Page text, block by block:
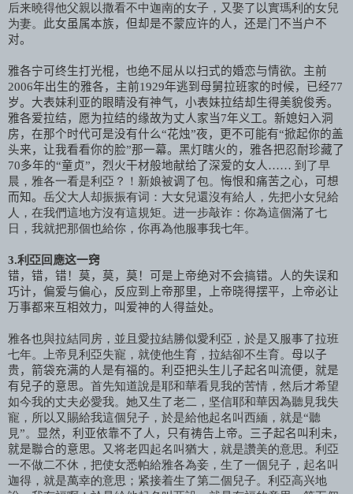
后来曉得他父親以撒看不中迦南的女子，又娶了以實瑪利的女兒
为妻。 此女虽属本族，但却是不蒙应许的人，还是门不当户不
对。
雅各宁可终生打光棍，也绝不屈从以扫式的婚恋与情欲。主前
2006年出生的雅各，主前1929年逃到母舅拉班家的时候，已经77
岁。大表妹利亚的眼睛没有神气，小表妹拉结却生得美貌俊秀。
雅各爱拉结，愿为拉结的缘故为丈人家当7年义工。新媳妇入洞
房，在那个时代可是没有什么“花烛”夜，更不可能有“掀起你的盖
头来，让我看看你的脸”那一幕。黑灯瞎火的，雅各把忍耐珍藏了
70多年的“童贞”，烈火干材般地献给了深爱的女人 …… 到了早
晨，雅各一看是利亞？！新娘被调 了包。 悔恨和痛苦之心，可想
而知。 岳父大人却振振有词：大女兒還沒有給人，先把小女兒給
人，在我們這地方沒有這規矩。进一步敲诈：你為這個滿了七
日，我就把那個也給你，你再為他服事我七年。
3.利亞回應这一窍
错，错，错！莫，莫，莫！可是上帝绝对不会搞错。人的失误和
巧计，偏爱与偏心，反应到上帝那里，上帝晓得摆平，上帝必让
万事都来互相效力，叫爱神的人得益处。
雅各也與拉結同房，並且愛拉結勝似愛利亞，於是又服事了拉班
七年。上帝見利亞失寵，就使他生育，拉結卻不生育。 母以子
贵，箭袋充满的人是有福的。利亞把头生儿子起名叫流便，就是
有兒子的意思。 首先知道說是耶和華看見我的苦情，然后才希望
如今我的丈夫必愛我。她又生了老二，坚信耶和華因為聽見我失
寵，所以又賜給我這個兒子，於是給他起名叫西緬，就是“聽
見”。
显然，利亚依靠不了人，只有祷告上帝。三子起名叫利未，
就是聯合的意思。
又将老四起名叫猶大，就是讚美的意思。利亞
一不做二不休，把使女悉帕給雅各為妾，生了一個兒子，起名叫
迦得，就是萬幸的意思；紧接着生了第二個兒子。利亞高兴地